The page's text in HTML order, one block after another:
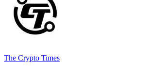
The Crypto Times